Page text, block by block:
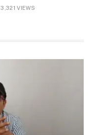
3,321VIEWS